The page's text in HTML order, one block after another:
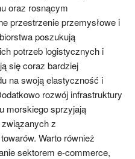
oraz rosnącym
przestrzenie przemysłowe i
poszukują
potrzeb logistycznych i
się coraz bardziej
na swoją elastyczność i
rozwój infrastruktury
morskiego sprzyjają
z
Warto również
sektorem e-commerce,